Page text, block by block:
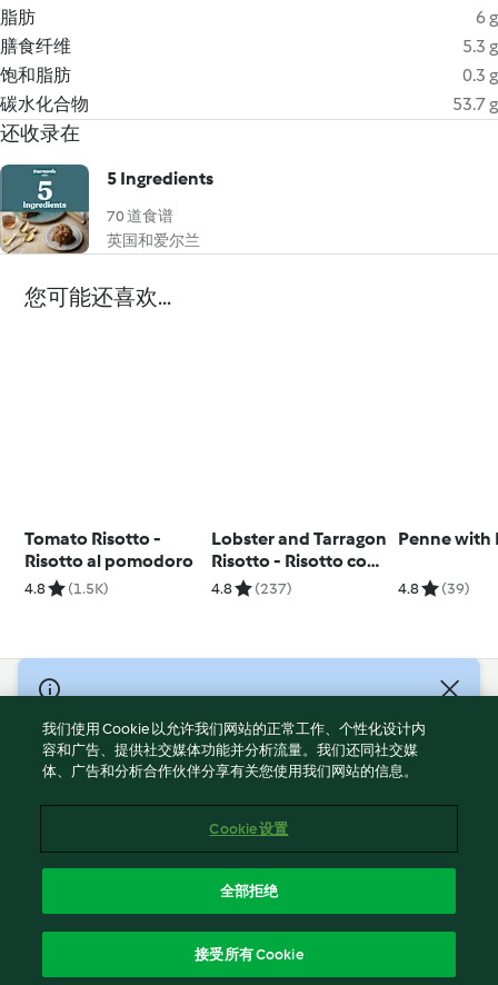
脂肪
6 g
膳食纤维
5.3 g
饱和脂肪
0.3 g
碳水化合物
53.7 g
还收录在
5 Ingredients
70 道食谱
英国和爱尔兰
您可能还喜欢...
Tomato Risotto -
Risotto al pomodoro
4.8 (1.5K)
Lobster and Tarragon
Risotto - Risotto con
aragosta e
4.8 (237)
Penne with
4.8 (39)
© Copyright 2021-2023 福维克信息科技(上海)有限公司 版权所有
2026
使用规定
Cookies
ICP许可证号：沪通信管自贸[2026]3号
我们使用 Cookie 以允许我们网站的正常工作、个性化设计内
容和广告、提供社交媒体功能并分析流量。我们还同社交媒
体、广告和分析合作伙伴分享有关您使用我们网站的信息。
Cookie 设置
全部拒绝
接受所有 Cookie